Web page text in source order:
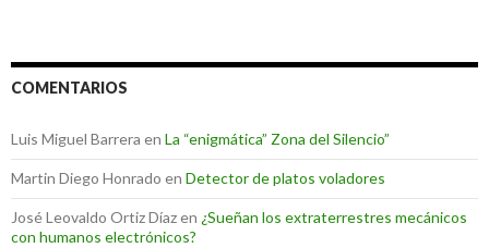
COMENTARIOS
Luis Miguel Barrera en La “enigmática” Zona del Silencio”
Martin Diego Honrado en Detector de platos voladores
José Leovaldo Ortiz Díazen ¿Sueñan los extraterrestres mecánicos
con humanos electrónicos?